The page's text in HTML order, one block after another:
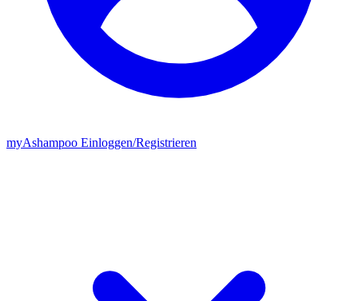
myAshampoo Einloggen/Registrieren